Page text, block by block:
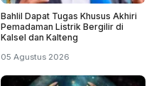
Bahlil Dapat Tugas Khusus Akhiri
Pemadaman Listrik Bergilir di
Kalsel dan Kalteng
05 Agustus 2026